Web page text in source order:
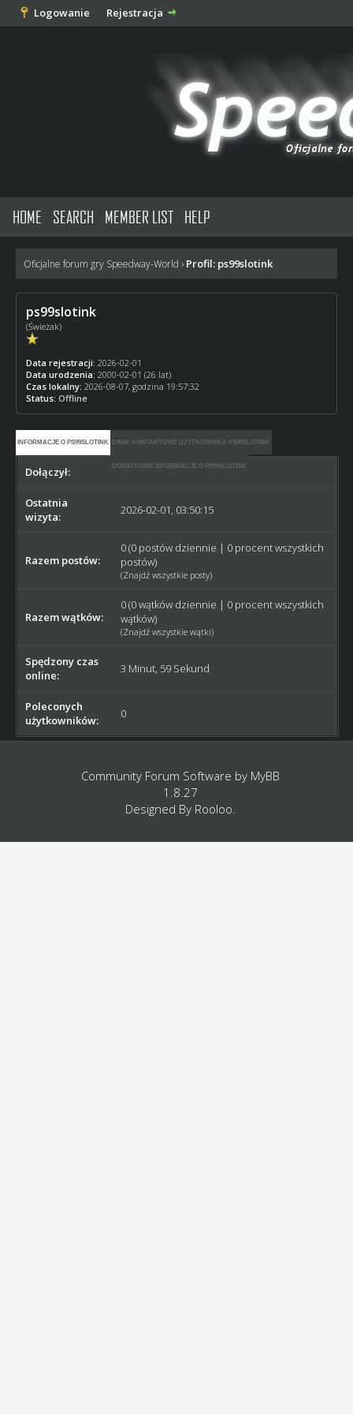
Logowanie Rejestracja
HOME SEARCH MEMBER LIST HELP
Oficjalne forum gry Speedway-World › Profil: ps99slotink
ps99slotink
(Świeżak)
Data rejestracji: 2026-02-01
Data urodzenia: 2000-02-01 (26 lat)
Czas lokalny: 2026-08-07, godzina 19:57:32
Status: Offline
INFORMACJE O PS99SLOTINK DANE KONTAKTOWE UŻYTKOWNIKA PS99SLOTINK
DODATKOWE INFORMACJE O PS99SLOTINK
Dołączył: 2026-02-01
Ostatnia
wizyta:
2026-02-01, 03:50:15
Razem postów:
0 (0 postów dziennie | 0 procent wszystkich
postów)
(Znajdź wszystkie posty)
Razem wątków:
0 (0 wątków dziennie | 0 procent wszystkich
wątków)
(Znajdź wszystkie wątki)
Spędzony czas
online:
3 Minut, 59 Sekund
Poleconych
użytkowników:
0
Community Forum Software by MyBB
1.8.27
Designed By Rooloo.